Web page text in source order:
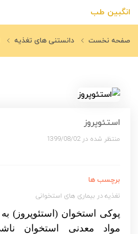
انگبین طب
صفحه نخست دانستنی های تغذیه
استئوپروز
منتظر شده در 1399/08/02
برچسب ها
تغذیه در بیماری های استخوانی
پوکی استخوان (استئوپروز)
مواد معدنی استخوان